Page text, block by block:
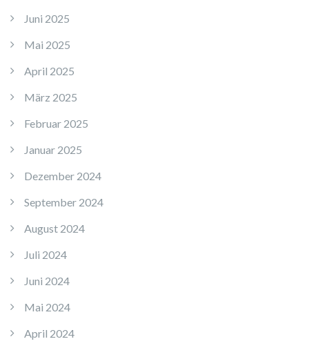
Juni 2025
Mai 2025
April 2025
März 2025
Februar 2025
Januar 2025
Dezember 2024
September 2024
August 2024
Juli 2024
Juni 2024
Mai 2024
April 2024